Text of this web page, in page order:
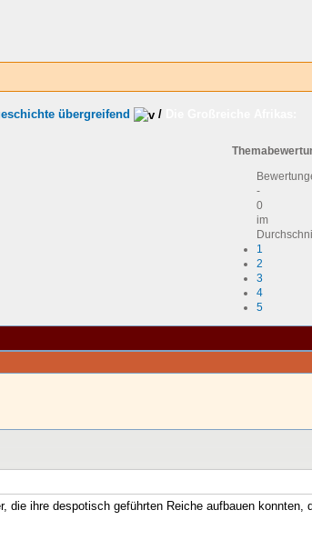
übergreifend /
-
0
im
1
2
3
4
5
die ihre despotisch geführten Reiche aufbauen konnten,